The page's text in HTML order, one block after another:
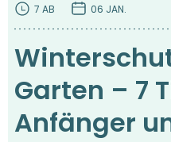
7 AB 06 JAN.
Garten – 7
Anfänger